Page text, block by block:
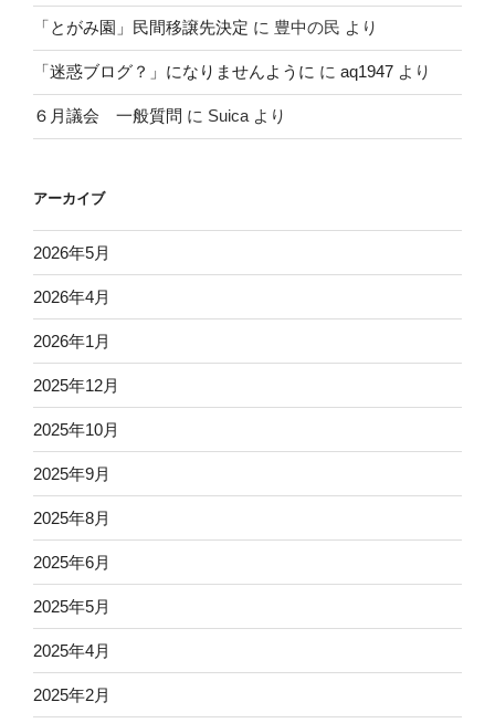
「とがみ園」民間移譲先決定 に 豊中の民 より
「迷惑ブログ？」になりませんように に aq1947 より
６月議会 一般質問 に Suica より
アーカイブ
2026年5月
2026年4月
2026年1月
2025年12月
2025年10月
2025年9月
2025年8月
2025年6月
2025年5月
2025年4月
2025年2月